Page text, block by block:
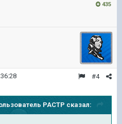
435
#4
PACTP сказал: